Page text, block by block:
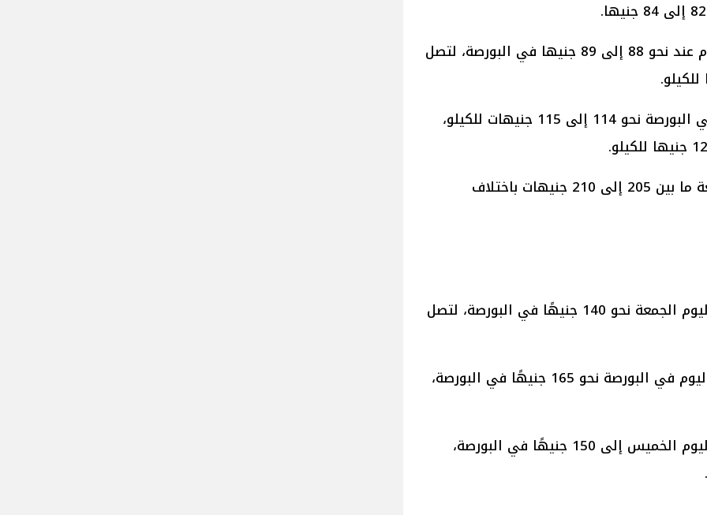
واستقر سعر الدواجن الساسو اليوم عند نحو 88 إلى 89 جنيها في البورصة، لتصل
سجل سعر الدواجن البلدي اليوم في البورصة نحو 114 إلى 115 جنيهات للكيلو،
تراوح سعر كيبو البانية اليوم الجمعة ما بين 205 إلى 210 جنيهات باختلاف
- تراجع سعر كرتونة البيض الأحمر اليوم الجمعة نحو 140 جنيهًا في البورصة، لتصل
- سجل سعر كرتونة البيض الأبيض اليوم في البورصة نحو 165 جنيهًا في البورصة،
- وصل سعر كرتونة البيض البلدى اليوم الخميس إلى 150 جنيهًا في البورصة،